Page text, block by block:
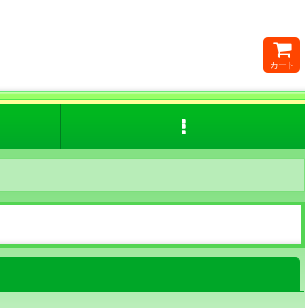
カート